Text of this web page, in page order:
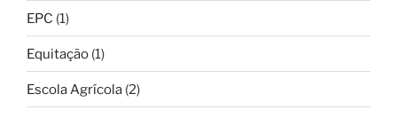
EPC (1)
Equitação (1)
Escola Agrícola (2)